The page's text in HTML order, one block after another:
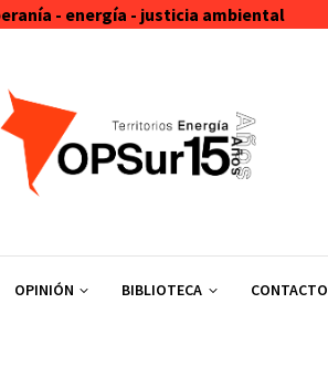
- energía - justicia ambiental
OPINIÓN BIBLIOTECA CONTACTO